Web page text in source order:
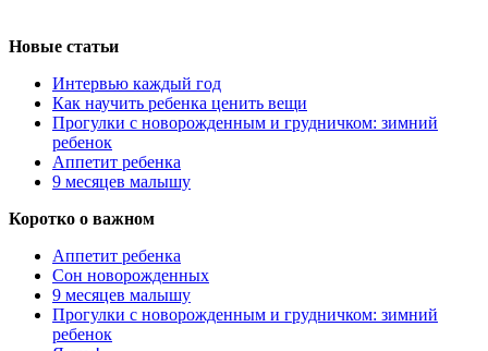
Новые статьи
Интервью каждый год
Как научить ребенка ценить вещи
Прогулки с новорожденным и грудничком: зимний
ребенок
Аппетит ребенка
9 месяцев малышу
Коротко о важном
Аппетит ребенка
Сон новорожденных
9 месяцев малышу
Прогулки с новорожденным и грудничком: зимний
ребенок